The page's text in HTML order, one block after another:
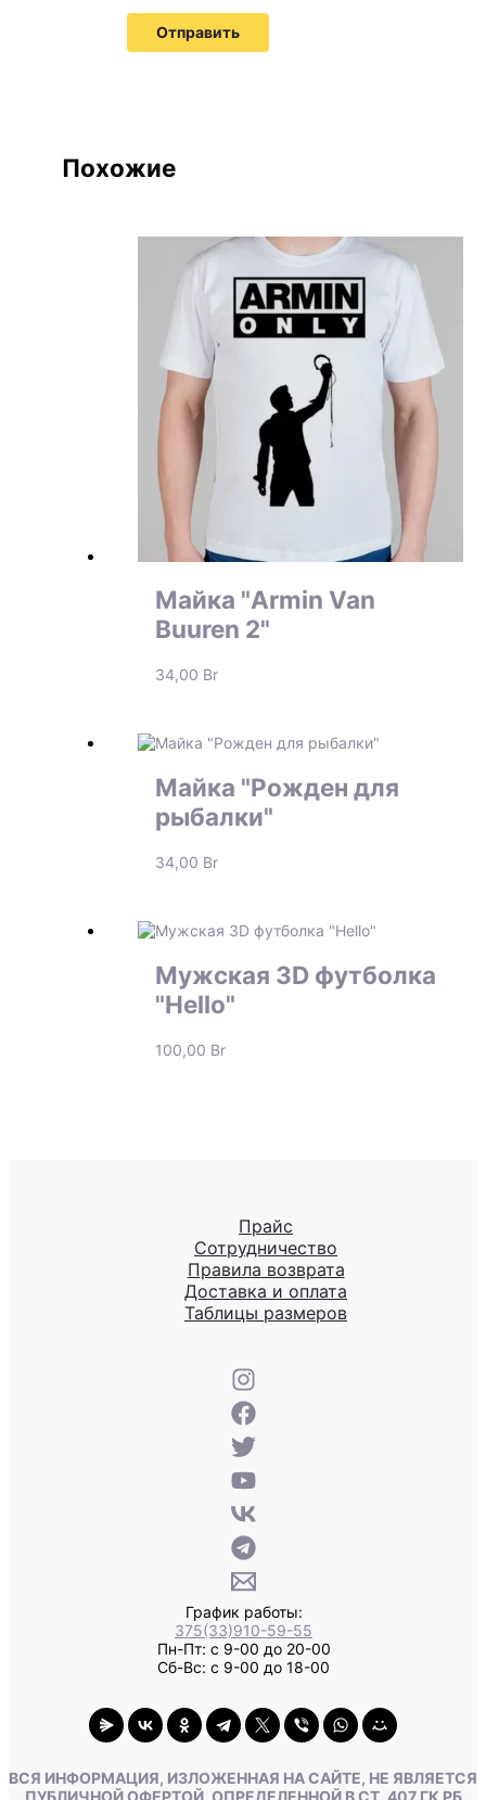
Похожие
Майка "Armin Van
Buuren 2"
34,00 Br
Майка "Рожден для
рыбалки"
34,00 Br
Мужская 3D футболка
"Hello"
100,00 Br
Прайс
Сотрудничество
Правила возврата
Доставка и оплата
Таблицы размеров
График работы:
375(33)910-59-55
Пн-Пт: с 9-00 до 20-00
Сб-Вс: с 9-00 до 18-00
ВСЯ ИНФОРМАЦИЯ, ИЗЛОЖЕННАЯ НА САЙТЕ, НЕ ЯВЛЯЕТСЯ